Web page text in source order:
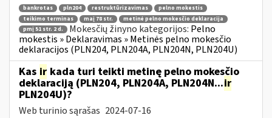
bankrotas pln204 restruktūrizavimas
pelno mokestis
teikimo terminas
maį 78 str.
metinė pelno mokesčio deklaracija
pmį 51 str. 2 d.
Mokesčių žinyno kategorijos: Pelno
mokestis » Deklaravimas » Metinės pelno mokesčio
deklaracijos (PLN204, PLN204A, PLN204N, PLN204U)
Kas ir kada turi teikti metinę pelno mokesčio
deklaraciją (PLN204, PLN204A, PLN204N...ir
PLN204U)?
Web turinio sąrašas 2024-07-16